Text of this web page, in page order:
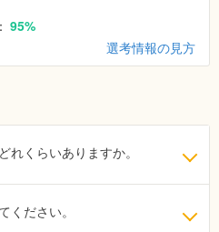
95%
選考情報の見方
れくらいありますか。
ください。